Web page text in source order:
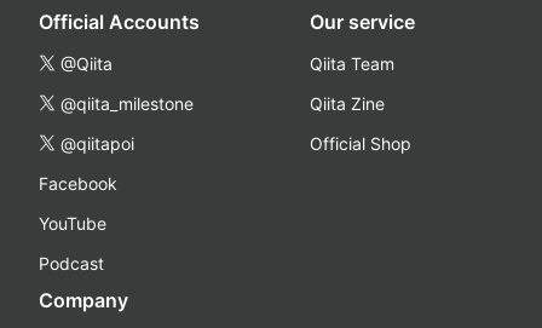
Official Accounts
@Qiita
@qiita_milestone
@qiitapoi
Facebook
YouTube
Podcast
Our service
Qiita Team
Qiita Zine
Official Shop
Company